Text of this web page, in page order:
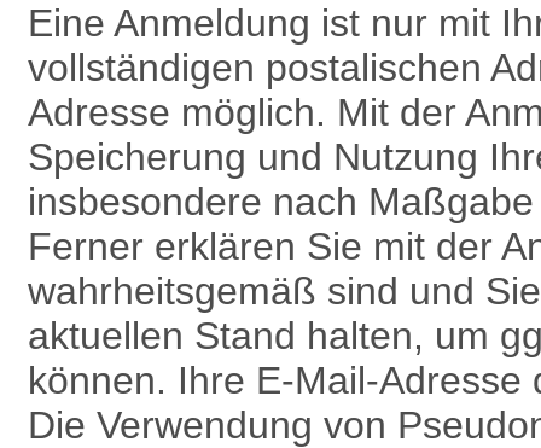
Eine Anmeldung ist nur mit
vollständigen postalischen
Adresse möglich. Mit der
Speicherung und Nutzung
insbesondere nach
Ferner erklären Sie mit der
wahrheitsgemäß sind und
aktuellen Stand halten, um
können. Ihre E-Mail-
Die Verwendung von